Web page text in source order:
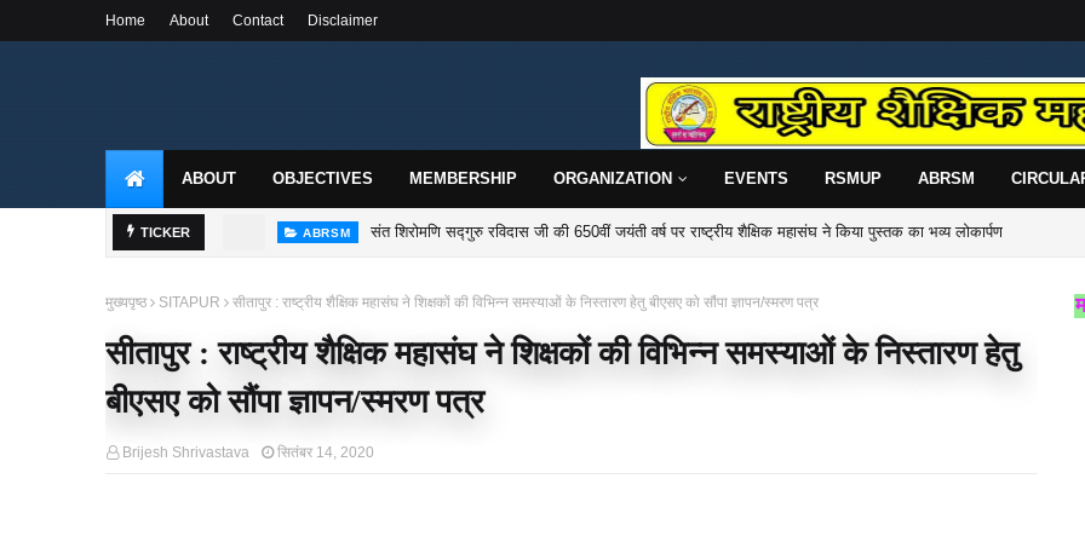
Home About Contact Disclaimer
ABOUT OBJECTIVES MEMBERSHIP ORGANIZATION EVENTS RSMUP ABRSM
TICKER MEETING राष्ट्रीय शैक्षिक महासंघ उ०प्र० की प्रदेश कार्यसमिति एवं साधारण सभा बैठक सम्पन्न
मुख्यपृष्ठ SITAPUR सीतापुर : राष्ट्रीय शैक्षिक महासंघ ने शिक्षकों की विभिन्न समस्याओं के निस्तारण हेतु बीएसए को सौंपा ज्ञापन/स्मरण पत्र
सीतापुर : राष्ट्रीय शैक्षिक महासंघ ने शिक्षकों की विभिन्न समस्याओं के निस्तारण हेतु
बीएसए को सौंपा ज्ञापन/स्मरण पत्र
Brijesh Shrivastava सितंबर 14, 2020
राष्ट्रीय शैक्षिक महासंघ